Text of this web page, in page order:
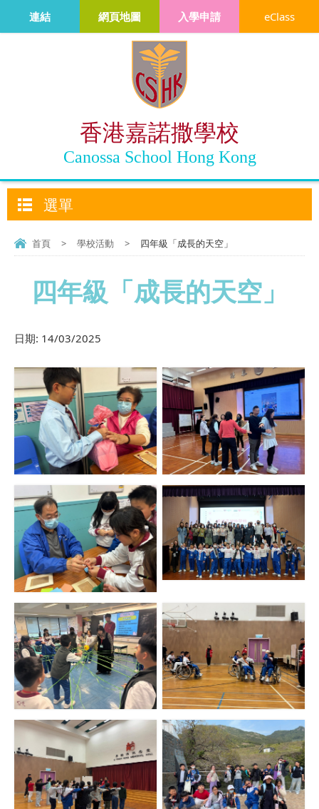
香港嘉諾撒學校
Canossa School Hong Kong
連結 網頁地圖 入學申請 eClass
選單
首頁 > 學校活動 > 四年級「成長的天空」
四年級「成長的天空」
日期: 14/03/2025